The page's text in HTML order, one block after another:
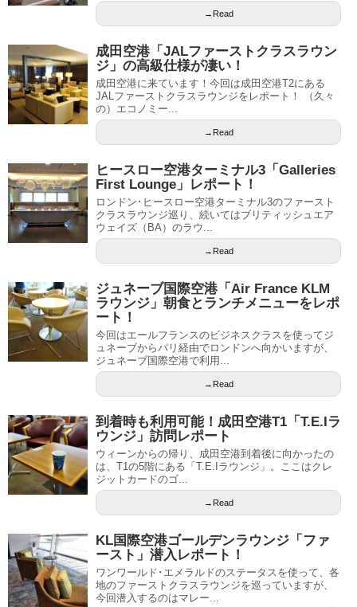
→Read
成田空港「JALファーストクラスラウン
ジ」の高級仕様が凄い！
成田空港に来ています！今回は成田空港T2にある
JALファーストクラスラウンジをレポート！ （久々
の）エコノミー...
→Read
ヒースロー空港ターミナル3「Galleries
First Lounge」レポート！
ロンドン･ヒースロー空港ターミナル3のファースト
クラスラウンジ巡り、続いてはブリティッシュエア
ウェイズ（BA）のラウ...
→Read
ジュネーブ国際空港「Air France KLM
ラウンジ」朝食とランチメニューをレポ
ート！
今回はエールフランスのビジネスクラスを使ってジ
ュネーブからパリ経由でロンドンへ向かいますが、
ジュネーブ国際空港で利用...
→Read
到着時も利用可能！成田空港T1「T.E.Iラ
ウンジ」訪問レポート
ウィーンからの帰り、成田空港到着後に向かったの
は、T1の5階にある「T.E.Iラウンジ」。ここはクレ
ジットカードのゴ...
→Read
KL国際空港ゴールデンラウンジ「ファ
ースト」潜入レポート！
ワンワールド･エメラルドのステータスを使って、各
地のファーストクラスラウンジを巡っていますが、
今回潜入するのはマレー...